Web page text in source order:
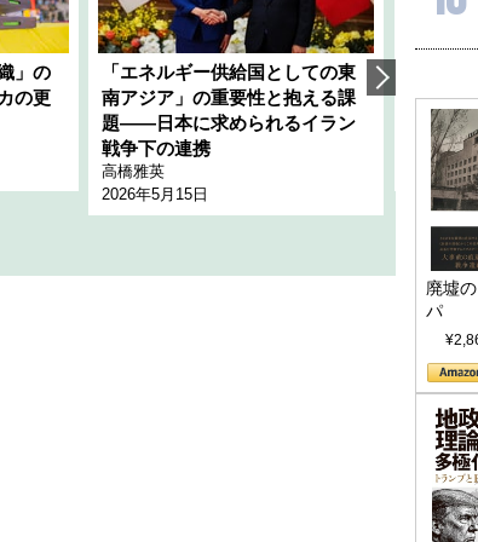
」の
の更
「エネルギー供給国としての東
南アジア」の重要性と抱える課
題――日本に求められるイラン
戦争下の連携
高橋雅英
2026年5月15日
1905年
全保障
千々和泰
2026年5
廃墟
パ